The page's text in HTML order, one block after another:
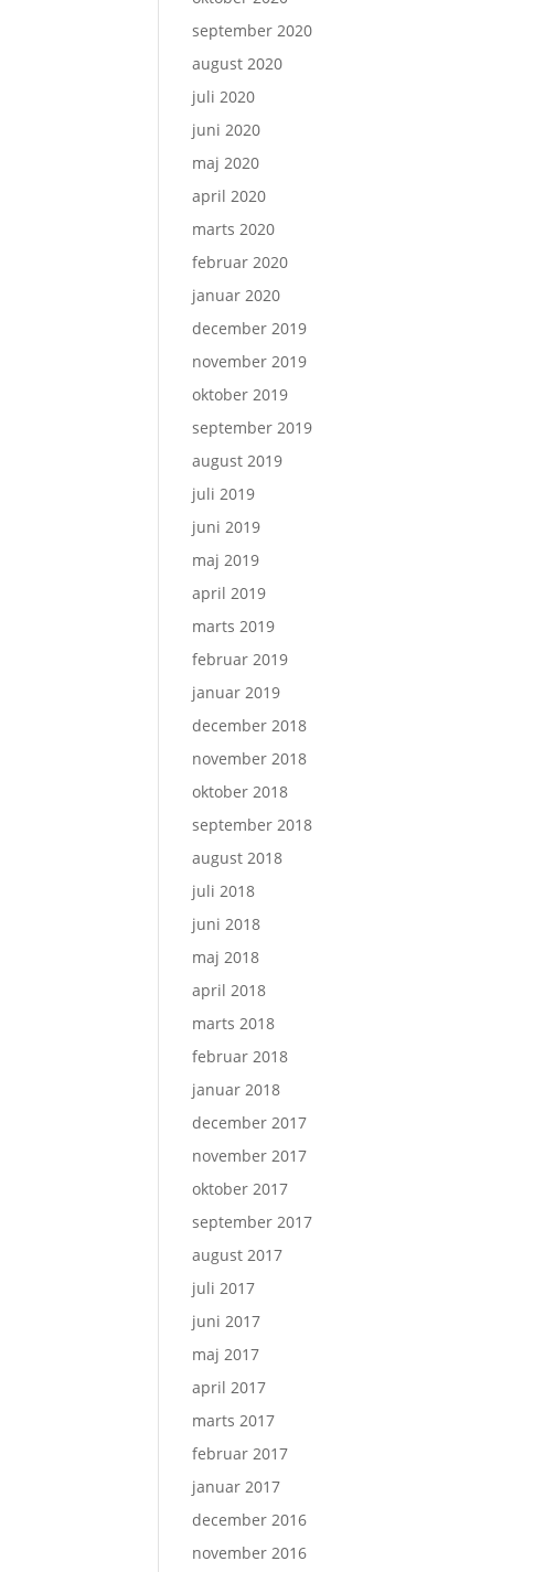
september 2020
august 2020
juli 2020
juni 2020
maj 2020
april 2020
marts 2020
februar 2020
januar 2020
december 2019
november 2019
oktober 2019
september 2019
august 2019
juli 2019
juni 2019
maj 2019
april 2019
marts 2019
februar 2019
januar 2019
december 2018
november 2018
oktober 2018
september 2018
august 2018
juli 2018
juni 2018
maj 2018
april 2018
marts 2018
februar 2018
januar 2018
december 2017
november 2017
oktober 2017
september 2017
august 2017
juli 2017
juni 2017
maj 2017
april 2017
marts 2017
februar 2017
januar 2017
december 2016
november 2016